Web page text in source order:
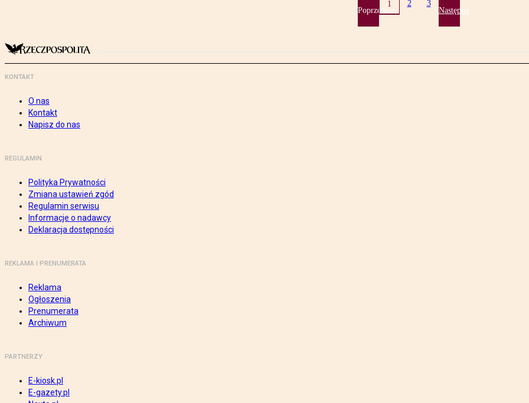
Poprzednia
1 2 3
Następna
KONTAKT
O nas
Kontakt
Napisz do nas
REGULAMIN
Polityka Prywatności
Zmiana ustawień zgód
Regulamin serwisu
Informacje o nadawcy
Deklaracja dostępności
REKLAMA I PRENUMERATA
Reklama
Ogłoszenia
Prenumerata
Archiwum
PARTNERZY
E-kiosk.pl
E-gazety.pl